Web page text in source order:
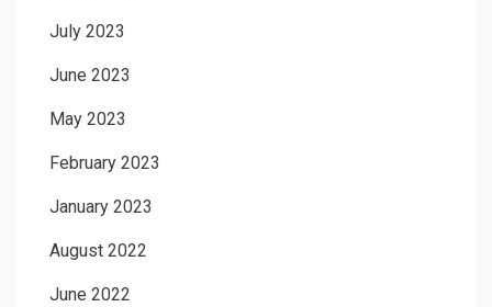
July 2023
June 2023
May 2023
February 2023
January 2023
August 2022
June 2022